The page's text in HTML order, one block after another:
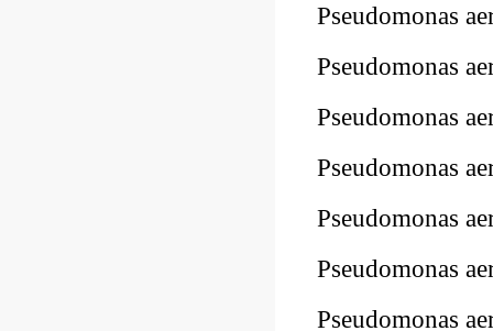
Pseudomonas
Pseudomonas
Pseudomonas
Pseudomonas
Pseudomonas
Pseudomonas
Pseudomonas